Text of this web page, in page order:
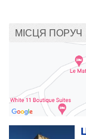
МІСЦЯ ПОРУЧ